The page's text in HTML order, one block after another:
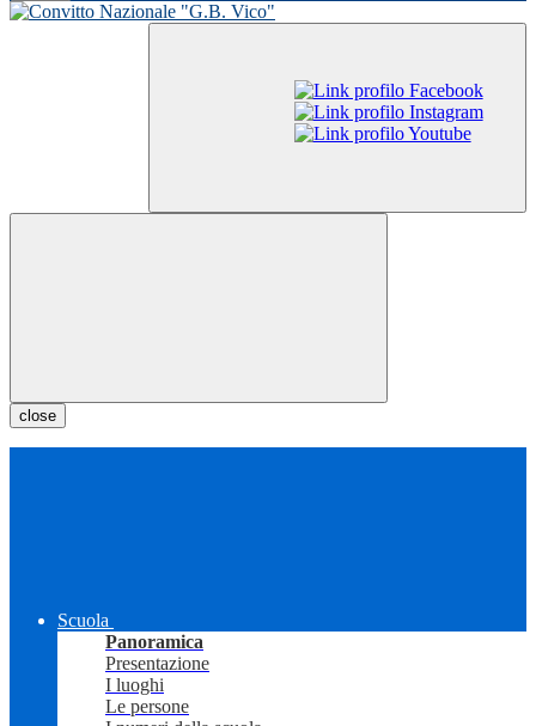
close
Scuola
Panoramica
Presentazione
I luoghi
Le persone